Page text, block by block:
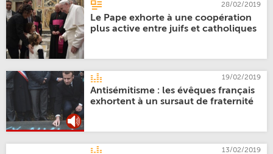
28/02/2019
Le Pape exhorte à une coopération
plus active entre juifs et catholiques
19/02/2019
Antisémitisme : les évêques français
exhortent à un sursaut de fraternité
13/02/2019